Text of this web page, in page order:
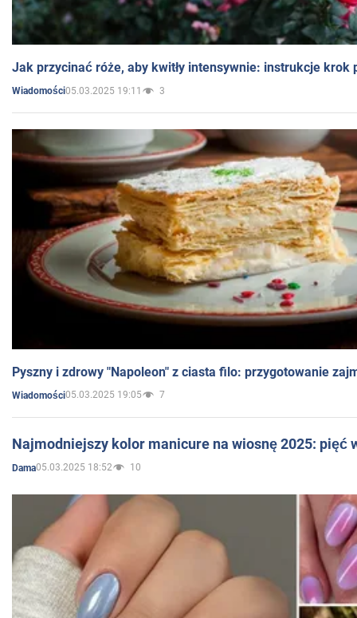
Jak przycinać róże, aby kwitły intensywnie: instrukcje krok
Wiadomości05.03.2025 19:11 3
Pyszny i zdrowy "Napoleon" z ciasta filo: przygotowanie
Wiadomości05.03.2025 19:05 7
Najmodniejszy kolor manicure na wiosnę 2025: pięć
Dama05.03.2025 18:52 10